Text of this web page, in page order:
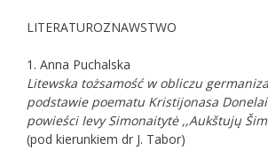
LITERATUROZNAWSTWO
1. Anna Puchalska
Litewska tożsamość w obliczu
podstawie poematu Kristijonasa
powieści Ievy Simonaitytė ,,Aukštujų
(pod kierunkiem dr J. Tabor)